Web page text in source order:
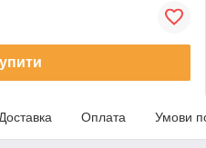
Доставка Оплата Умови